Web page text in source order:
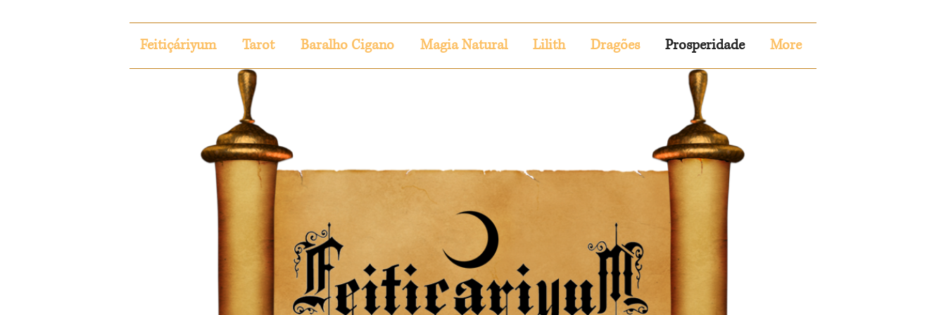
Feitiçáriyum Tarot Baralho Cigano Magia Natural Lilith Dragões Prosperidade More